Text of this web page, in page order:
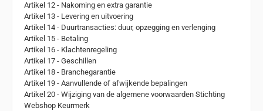
Artikel 12 - Nakoming en extra garantie
Artikel 13 - Levering en uitvoering
Artikel 14 - Duurtransacties: duur, opzegging en verlenging
Artikel 15 - Betaling
Artikel 16 - Klachtenregeling
Artikel 17 - Geschillen
Artikel 18 - Branchegarantie
Artikel 19 - Aanvullende of afwijkende bepalingen
Artikel 20 - Wijziging van de algemene voorwaarden Stichting
Webshop Keurmerk